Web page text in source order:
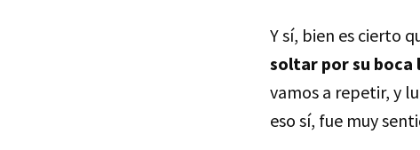
Y sí, bien es cierto
soltar por su boca
vamos a repetir, y
eso sí, fue muy